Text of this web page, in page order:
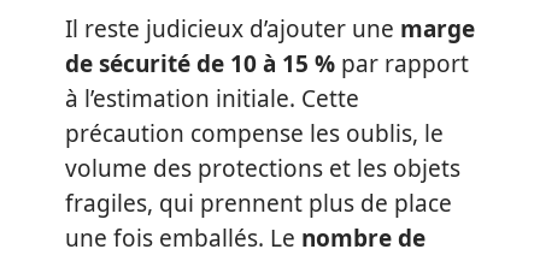
Il reste judicieux d’ajouter une marge
de sécurité de 10 à 15 % par rapport
à l’estimation initiale. Cette
précaution compense les oublis, le
volume des protections et les objets
fragiles, qui prennent plus de place
une fois emballés. Le nombre de